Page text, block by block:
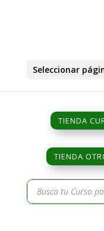
Seleccionar
TIENDA
TIENDA
Búsqueda
de
productos